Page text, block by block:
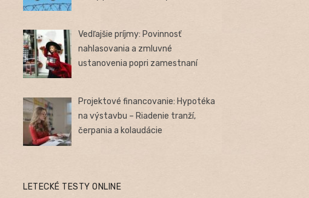
Vedľajšie príjmy: Povinnosť
nahlasovania a zmluvné
ustanovenia popri zamestnaní
Projektové financovanie: Hypotéka
na výstavbu – Riadenie tranží,
čerpania a kolaudácie
LETECKÉ TESTY ONLINE